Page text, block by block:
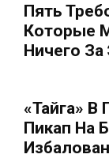
Пять
Которые
Ничего
«Тайга» В
Пикап На